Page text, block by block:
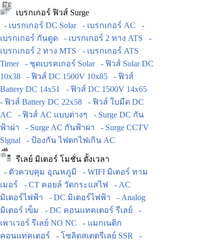
เบรกเกอร์ ฟิวส์ Surge
- เบรกเกอร์ DC Solar
- เบรกเกอร์ AC
-
เบรกเกอร์ กันดูด
- เบรกเกอร์ 2 ทาง ATS
-
เบรกเกอร์ 2 ทาง MTS
- เบรกเกอร์ ATS
Timer
- ชุดเบรคเกอร์ Solar
- ฟิวส์ Solar DC
10x38
- ฟิวส์ DC 1500V 10x85
- ฟิวส์
Battery DC 14x51
- ฟิวส์ DC 1500V 14x65
- ฟิวส์ Battery DC 22x58
- ฟิวส์ ใบมีด DC
AC
- ฟิวส์ AC แบบต่างๆ
- Surge DC กัน
ฟ้าผ่า
- Surge AC กันฟ้าผ่า
- Surge CCTV
Signal
- ป้องกัน ไฟตกไฟเกิน AC
รีเลย์ มิเตอร์ โมชั่น ตั้งเวลา
- ตัวควบคุม อุณหภูมิ
- WIFI มิเตอร์ ทาม
เมอร์
- CT คอยล์ วัดกระแสไฟ
- AC
มิเตอร์ไฟฟ้า
- DC มิเตอร์ไฟฟ้า
- Analog
มิเตอร์ เข็ม
- DC คอนแทคเตอร์ รีเลย์
-
เพาเวอร์ รีเลย์ NO NC
- แมกเนติก
คอนแทคเตอร์
- โซลิดสเตตรีเลย์ SSR
-